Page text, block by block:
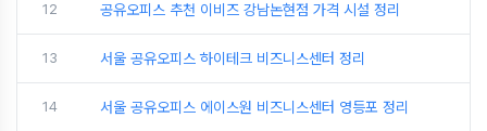
12 공유오피스 추천 이비즈 강남논현점 가격 시설 정리
13 서울 공유오피스 하이테크 비즈니스센터 정리
14 서울 공유오피스 에이스원 비즈니스센터 영등포 정리